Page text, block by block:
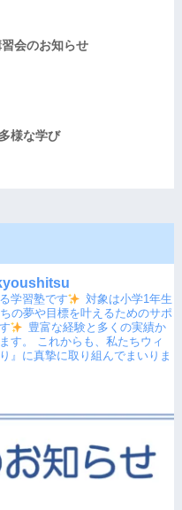
習会のお知らせ
様な学び
学習塾です
対象は小学1年生
の夢や目標を叶えるためのサポ
豊富な経験と多くの実績か
す。
これからも、私たちウィ
』に真摯に取り組んでまいりま